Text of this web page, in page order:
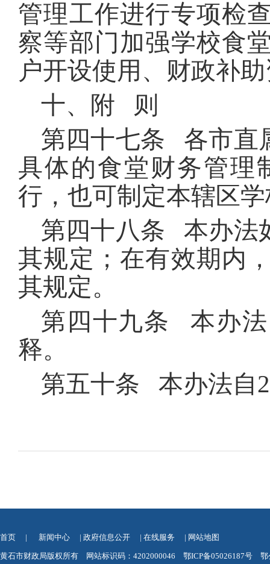
管理工作进行专项检
察等部门加强学校食
户开设使用、财政补
十、附 则
第四十七条 各市直
具体的食堂财务管理
行，也可制定本辖区
第四十八条 本办法
其规定；在有效期内
其规定。
第四十九条 本办法
释。
第五十条 本办法自
首页 | 新闻中心 | 政府信息公开 | 在线服务 | 网站地图
黄石市财政局版权所有 网站标识码：4202000046 鄂ICP备05026187号 鄂